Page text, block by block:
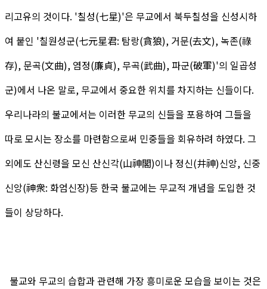
리고유의 것이다. '칠성(七星)'은 무교에서 북두칠성을 신성시하
여 붙인 '칠원성군(七元星君: 탐랑(貪狼), 거문(去文), 녹존(祿
存), 문곡(文曲), 염정(廉貞), 무곡(武曲), 파군(破軍)'의 일곱성
군)에서 나온 말로, 무교에서 중요한 위치를 차지하는 신들이다.
우리나라의 불교에서는 이러한 무교의 신들을 포용하여 그들을
따로 모시는 장소를 마련함으로써 민중들을 회유하려 하였다. 그
외에도 산신령을 모신 산신각(山神閣)이나 정신(井神)신앙, 신중
신앙(神衆: 화엄신장)등 한국 불교에는 무교적 개념을 도입한 것
들이 상당하다.
불교와 무교의 습합과 관련해 가장 흥미로운 모습을 보이는 것은